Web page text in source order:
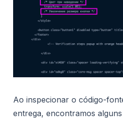
Ao inspecionar o código-
entrega, encontramos